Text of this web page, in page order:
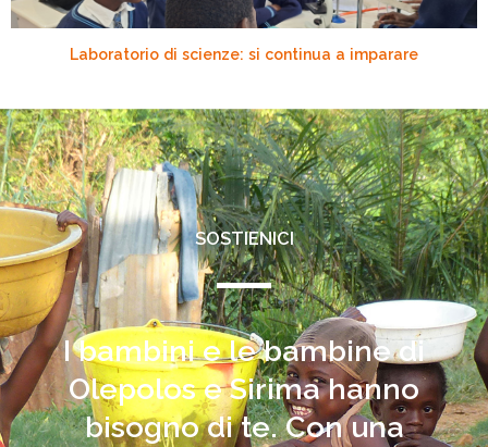
Laboratorio di scienze: si continua a imparare
SOSTIENICI
I bambini e le bambine di
Olepolos e Sirima hanno
bisogno di te. Con una